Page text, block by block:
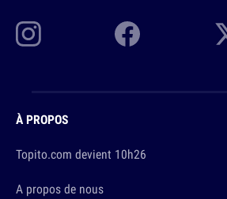
À PROPOS
Topito.com devient 10h26
A propos de nous